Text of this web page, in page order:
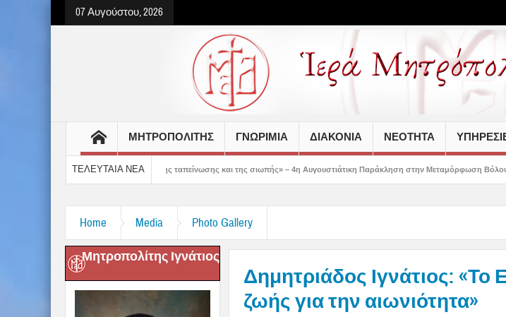
07 Αυγούστου, 2026
ΜΗΤΡΟΠΟΛΙΤΗΣ ΓΝΩΡΙΜΙΑ ΔΙΑΚΟΝΙΑ ΝΕΟΤΗΤΑ
ΤΕΛΕΥΤΑΙΑ ΝΕΑ
δείχνει τον δρόμο της ταπείνωσης και της σιωπής» – 4η Αυγουστιάτικη Παράκληση στην Μεταμόρφωση Βόλου Επίσκεψη
Home Media Photo Gallery
Μητροπολίτης Ιγνάτιος
Δημητριάδος Ιγνάτιος: «Το
ζωής για την αιωνιότητα»